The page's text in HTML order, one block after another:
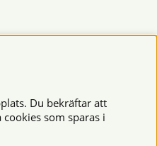
Du bekräftar att
som sparas i